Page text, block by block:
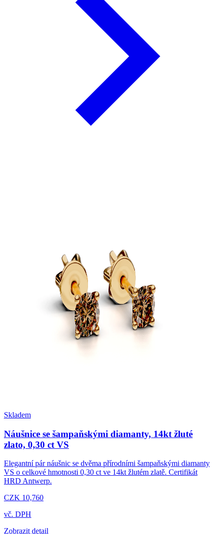
Skladem
Náušnice se šampaňskými diamanty, 14kt žluté
zlato, 0,30 ct VS
Elegantní pár náušnic se dvěma přírodními šampaňskými diamanty
VS o celkové hmotnosti 0,30 ct ve 14kt žlutém zlatě. Certifikát
HRD Antwerp.
CZK 10,760
vč. DPH
Zobrazit detail